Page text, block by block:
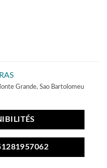
Grande, Sao Bartolomeu